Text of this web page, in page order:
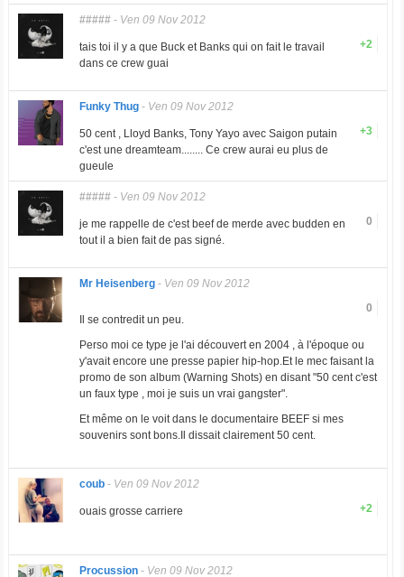
#####- Ven 09 Nov 2012
+2
tais toi il y a que Buck et Banks qui on fait le travail
dans ce crew guai
Funky Thug- Ven 09 Nov 2012
+3
50 cent , Lloyd Banks, Tony Yayo avec Saigon putain
c'est une dreamteam........ Ce crew aurai eu plus de
gueule
#####- Ven 09 Nov 2012
0
je me rappelle de c'est beef de merde avec budden en
tout il a bien fait de pas signé.
Mr Heisenberg- Ven 09 Nov 2012
0
Il se contredit un peu.
Perso moi ce type je l'ai découvert en 2004 , à l'époque ou
y'avait encore une presse papier hip-hop.Et le mec faisant la
promo de son album (Warning Shots) en disant "50 cent c'est
un faux type , moi je suis un vrai gangster".
Et même on le voit dans le documentaire BEEF si mes
souvenirs sont bons.Il dissait clairement 50 cent.
coub- Ven 09 Nov 2012
+2
ouais grosse carriere
Procussion- Ven 09 Nov 2012